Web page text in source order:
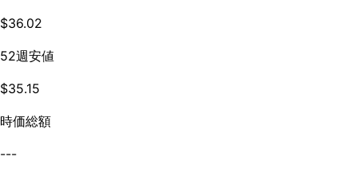
$36.02
52週安値
$35.15
時価総額
---